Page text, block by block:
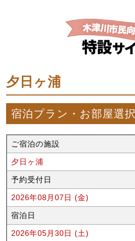
夕日ヶ浦
宿泊プラン・お部屋選択
ご宿泊の施設
夕日ヶ浦
予約受付日
2026年08月07日 (金)
宿泊日
2026年05月30日 (土)